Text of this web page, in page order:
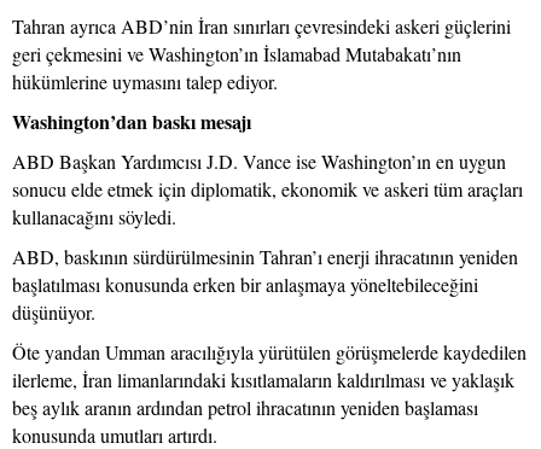
Tahran ayrıca ABD’nin İran sınırları çevresindeki askeri güçlerini
geri çekmesini ve Washington’ın İslamabad Mutabakatı’nın
hükümlerine uymasını talep ediyor.
Washington’dan baskı mesajı
ABD Başkan Yardımcısı J.D. Vance ise Washington’ın en uygun
sonucu elde etmek için diplomatik, ekonomik ve askeri tüm araçları
kullanacağını söyledi.
ABD, baskının sürdürülmesinin Tahran’ı enerji ihracatının yeniden
başlatılması konusunda erken bir anlaşmaya yöneltebileceğini
düşünüyor.
Öte yandan Umman aracılığıyla yürütülen görüşmelerde kaydedilen
ilerleme, İran limanlarındaki kısıtlamaların kaldırılması ve yaklaşık
beş aylık aranın ardından petrol ihracatının yeniden başlaması
konusunda umutları artırdı.